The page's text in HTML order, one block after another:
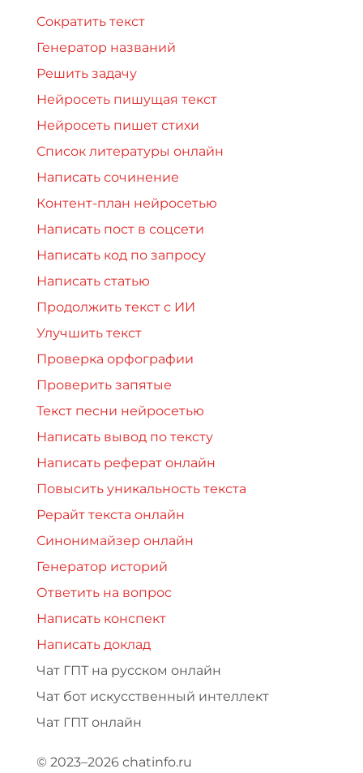
Сократить текст
Генератор названий
Решить задачу
Нейросеть пишущая текст
Нейросеть пишет стихи
Список литературы онлайн
Написать сочинение
Контент-план нейросетью
Написать пост в соцсети
Написать код по запросу
Написать статью
Продолжить текст с ИИ
Улучшить текст
Проверка орфографии
Проверить запятые
Текст песни нейросетью
Написать вывод по тексту
Написать реферат онлайн
Повысить уникальность текста
Рерайт текста онлайн
Синонимайзер онлайн
Генератор историй
Ответить на вопрос
Написать конспект
Написать доклад
Чат ГПТ на русском онлайн
Чат бот искусственный интеллект
Чат ГПТ онлайн
© 2023–2026 chatinfo.ru